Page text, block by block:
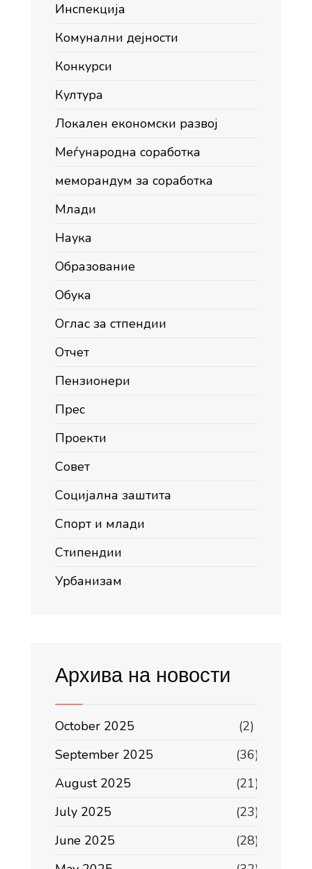
Инспекција
Комунални дејности
Конкурси
Култура
Локален економски развој
Меѓународна соработка
меморандум за соработка
Млади
Наука
Образование
Обука
Оглас за стпендии
Отчет
Пензионери
Прес
Проекти
Совет
Социјална заштита
Спорт и млади
Стипендии
Урбанизам
Архива на новости
October 2025
(2)
September 2025
(36)
August 2025
(21)
July 2025
(23)
June 2025
(28)